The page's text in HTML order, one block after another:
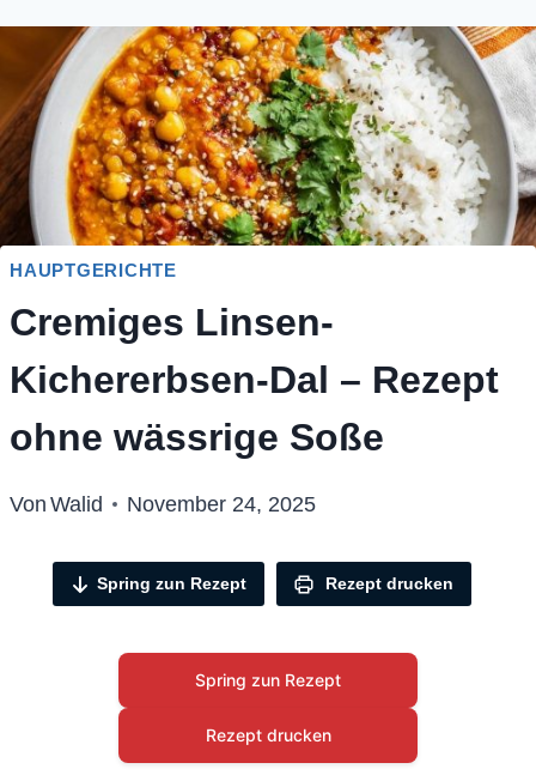
HAUPTGERICHTE
Cremiges Linsen-
Kichererbsen-Dal – Rezept
ohne wässrige Soße
Von Walid November 24, 2025
Spring zun Rezept Rezept drucken
Spring zun Rezept
Rezept drucken